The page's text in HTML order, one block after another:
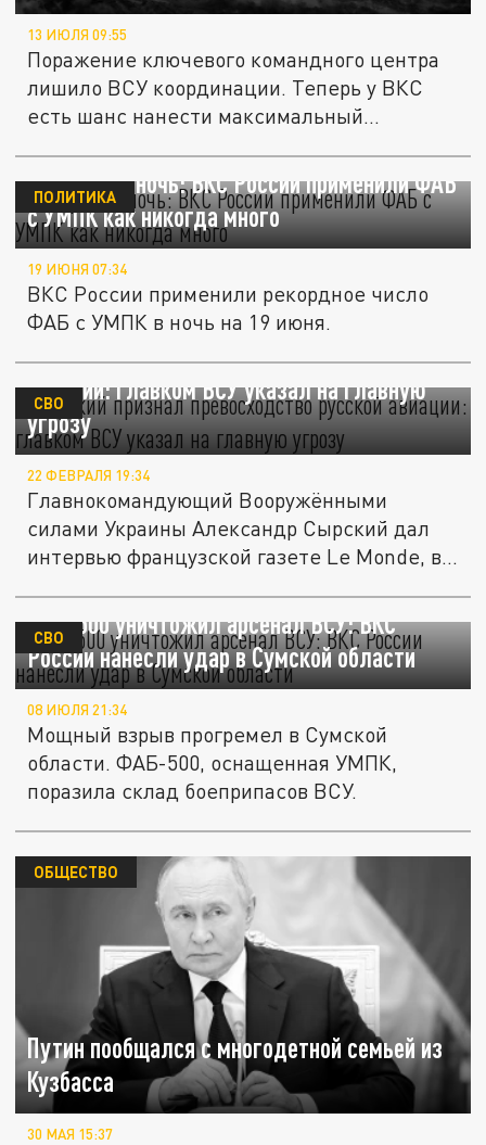
13 ИЮЛЯ 09:55
Поражение ключевого командного центра
лишило ВСУ координации. Теперь у ВКС
есть шанс нанести максимальный...
Рекордная ночь: ВКС России применили ФАБ
с УМПК как никогда много
ПОЛИТИКА
19 ИЮНЯ 07:34
ВКС России применили рекордное число
ФАБ с УМПК в ночь на 19 июня.
Сырский признал превосходство русской
авиации: главком ВСУ указал на главную
угрозу
СВО
22 ФЕВРАЛЯ 19:34
Главнокомандующий Вооружёнными
силами Украины Александр Сырский дал
интервью французской газете Le Monde, в...
ФАБ-500 уничтожил арсенал ВСУ: ВКС
России нанесли удар в Сумской области
СВО
08 ИЮЛЯ 21:34
Мощный взрыв прогремел в Сумской
области. ФАБ-500, оснащенная УМПК,
поразила склад боеприпасов ВСУ.
Путин пообщался с многодетной семьей из
Кузбасса
ОБЩЕСТВО
30 МАЯ 15:37